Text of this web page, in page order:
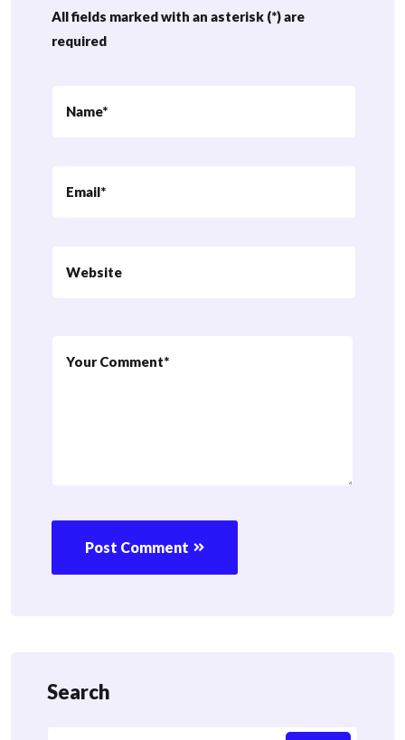
All fields marked with an asterisk (*) are
required
Post Comment
Search